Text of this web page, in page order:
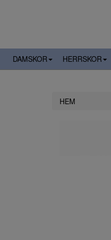
DAMSKOR HERRSKOR
HEM